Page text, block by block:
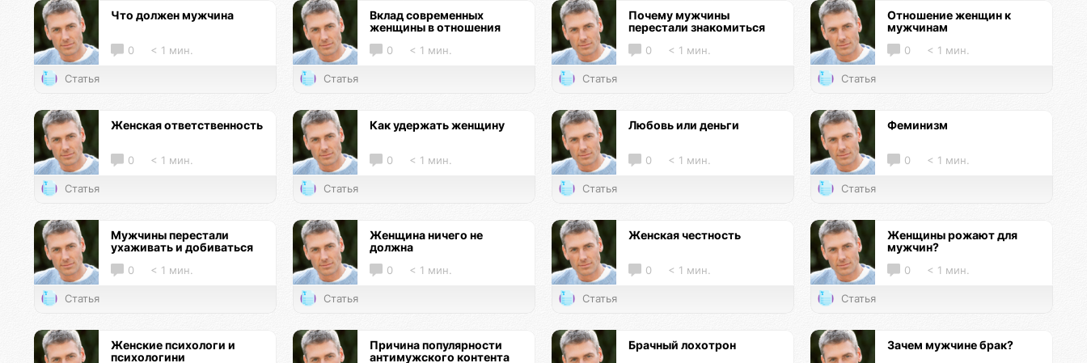
Что должен мужчина
0 < 1 мин.
Статья
Вклад современных
женщины в отношения
0 < 1 мин.
Статья
Почему мужчины
перестали знакомиться
0 < 1 мин.
Статья
Отношение женщин к
мужчинам
0 < 1 мин.
Статья
Женская ответственность
0 < 1 мин.
Статья
Как удержать женщину
0 < 1 мин.
Статья
Любовь или деньги
0 < 1 мин.
Статья
Феминизм
0 < 1 мин.
Статья
Мужчины перестали
ухаживать и добиваться
0 < 1 мин.
Статья
Женщина ничего не
должна
0 < 1 мин.
Статья
Женская честность
0 < 1 мин.
Статья
Женщины рожают для
мужчин?
0 < 1 мин.
Статья
Женские психологи и
психологини
Причина популярности
антимужского контента
Брачный лохотрон Зачем мужчине брак?